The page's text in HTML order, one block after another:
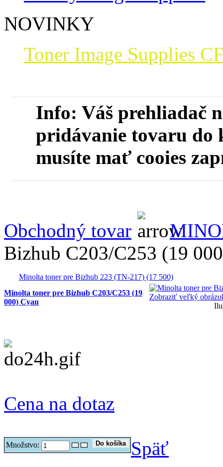
NOVINKY
Toner Image Supplies
Info: Váš prehliadač
pridávanie tovaru do
musíte mať cooies
Obchodný tovar
Bizhub C203/C253 (19
Minolta toner pre Bizhub 223 (TN-217) (17 500)
Minolta toner pre Bizhub C203/C253 (19
000) Cyan
Zobraziť veľký
Cena na dotaz
Množstvo:
Späť